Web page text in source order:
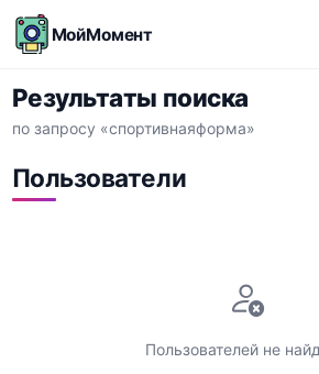
МойМомент
Результаты поиска
по запросу «спортивнаяформа»
Пользователи
Пользователей не